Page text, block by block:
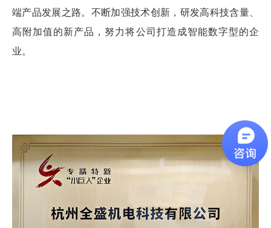
端产品发展之路。不断加强技术创新，研发高科技含量、
高附加值的新产品，努力将公司打造成智能数字型的企
业。